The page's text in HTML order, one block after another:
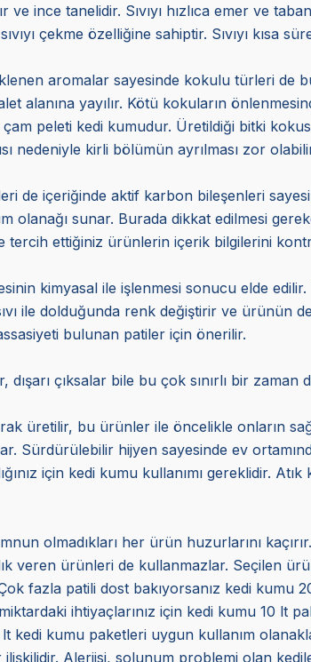
ince tanelidir. Sıvıyı hızlıca emer ve
çekme özelliğine sahiptir. Sıvıyı kısa
aromalar sayesinde kokulu türleri de
alanına yayılır. Kötü kokuların
peleti kedi kumudur. Üretildiği bitki
nedeniyle kirli bölümün ayrılması zor
de içeriğinde aktif karbon bileşenleri
sunar. Burada dikkat edilmesi
tercih ettiğiniz ürünlerin içerik bilgilerini
kimyasal ile işlenmesi sonucu elde edilir.
ile dolduğunda renk değiştirir ve ürünün
bulunan patiler için önerilir.
dışarı çıksalar bile bu çok sınırlı bir
üretilir, bu ürünler ile öncelikle onların
Sürdürülebilir hijyen sayesinde ev
için kedi kumu kullanımı gereklidir.
olmadıkları her ürün huzurlarını
veren ürünleri de kullanmazlar. Seçilen
fazla patili dost bakıyorsanız kedi kumu
ihtiyaçlarınız için kedi kumu 10 lt
kumu paketleri uygun kullanım
Alerjisi, solunum problemi olan